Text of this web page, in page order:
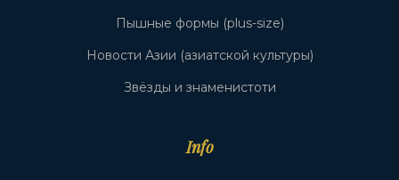
Пышные формы (plus-size)
Новости Азии (азиатской культуры)
Звёзды и знаменистоти
Info